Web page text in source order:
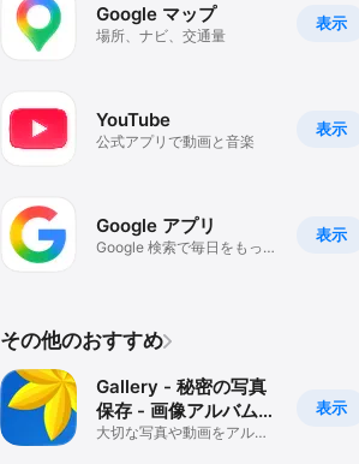
表示
Google マップ
場所、ナビ、交通量
表示
YouTube
公式アプリで動画と音楽
表示
Google アプリ
Google 検索で毎日をもっと
その他のおすすめ
表示
Gallery - 秘密の写真
保存 - 画像アルバム保
存
大切な写真や動画をアルバ